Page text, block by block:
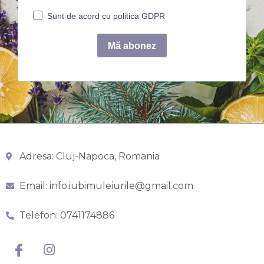
Adresa: Cluj-Napoca, Romania
Email: info.iubimuleiurile@gmail.com
Telefon: 0741174886